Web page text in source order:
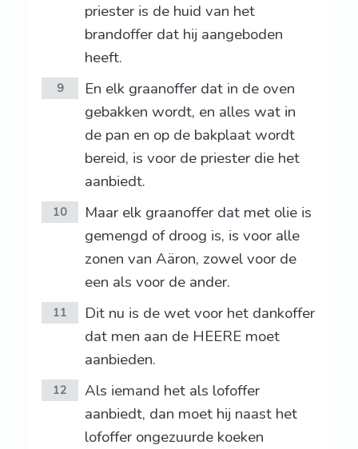
priester is de huid van het
brandoffer dat hij aangeboden
heeft.
9
En elk graanoffer dat in de oven
gebakken wordt, en alles wat in
de pan en op de bakplaat wordt
bereid, is voor de priester die het
aanbiedt.
10
Maar elk graanoffer dat met olie is
gemengd of droog is, is voor alle
zonen van Aäron, zowel voor de
een als voor de ander.
11
Dit nu is de wet voor het dankoffer
dat men aan de HEERE moet
aanbieden.
12
Als iemand het als lofoffer
aanbiedt, dan moet hij naast het
lofoffer ongezuurde koeken